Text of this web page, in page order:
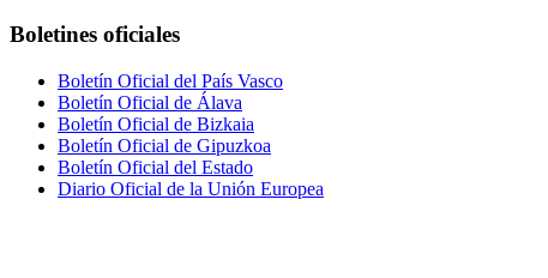
Boletines oficiales
Boletín Oficial del País Vasco
Boletín Oficial de Álava
Boletín Oficial de Bizkaia
Boletín Oficial de Gipuzkoa
Boletín Oficial del Estado
Diario Oficial de la Unión Europea